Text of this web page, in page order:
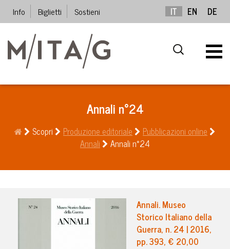
Info Biglietti Sostieni IT EN DE
Annali n°24
Scopri Produzione editoriale
Pubblicazioni online
Annali
Annali n°24
Annali. Museo
Storico Italiano della
Guerra, n. 24 | 2016,
pp. 393, € 20,00